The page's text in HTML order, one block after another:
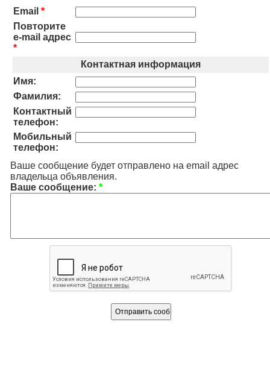
Email *
Повторите
e-mail адрес
*
Контактная информация
Имя:
Фамилия:
Контактный
телефон:
Мобильный
телефон:
Ваше сообщение будет отправлено на email адрес
владельца объявления.
Ваше сообщение: *